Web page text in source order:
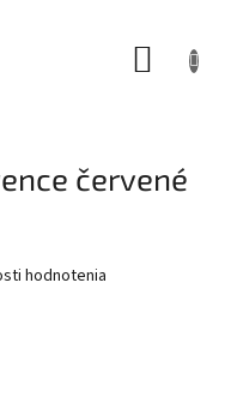
červené
hodnotenia